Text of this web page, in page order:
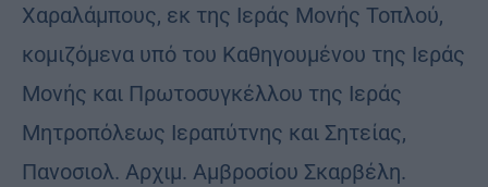
Χαραλάμπους, εκ της Ιεράς Μονής Τοπλού,
κομιζόμενα υπό του Καθηγουμένου της Ιεράς
Μονής και Πρωτοσυγκέλλου της Ιεράς
Μητροπόλεως Ιεραπύτνης και Σητείας,
Πανοσιολ. Αρχιμ. Αμβροσίου Σκαρβέλη.